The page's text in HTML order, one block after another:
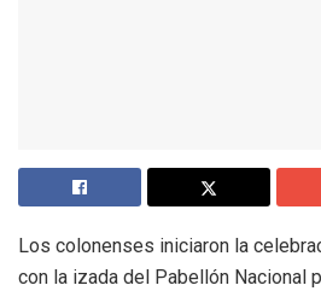
Los colonenses iniciaron la
con la izada del Pabellón Nacional